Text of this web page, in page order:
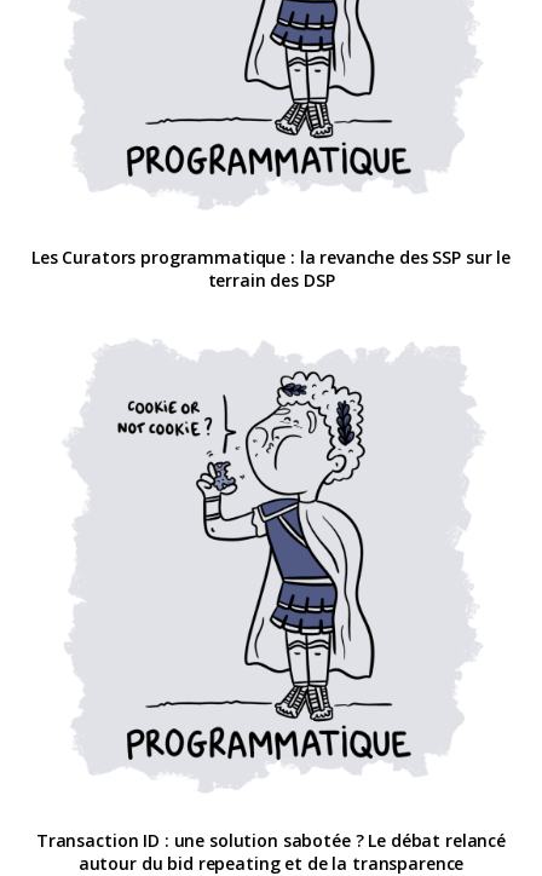
Les Curators programmatique : la revanche des SSP sur le
terrain des DSP
Transaction ID : une solution sabotée ? Le débat relancé
autour du bid repeating et de la transparence